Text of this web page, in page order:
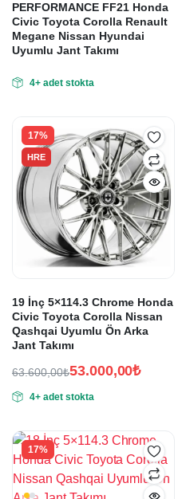
PERFORMANCE FF21 Honda
Civic Toyota Corolla Renault
Megane Nissan Hyundai
Uyumlu Jant Takımı
4+ adet stokta
17%
HRE
19 İnç 5×114.3 Chrome Honda
Civic Toyota Corolla Nissan
Qashqai Uyumlu Ön Arka
Jant Takımı
63.600,00₺
fiyat:
53.000,00₺
andaki
53.000,00₺.
4+ adet stokta
17%